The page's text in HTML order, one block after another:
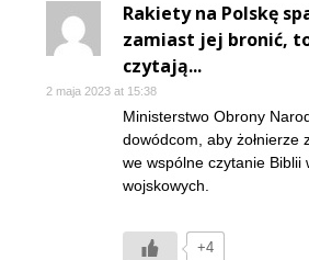
Rakiety na Polskę
zamiast jej bronić,
czytają...
2 maja 2023 at 15:38
Ministerstwo Obrony
dowódcom, aby żołnierze
we wspólne czytanie Biblii
wojskowych.
+4